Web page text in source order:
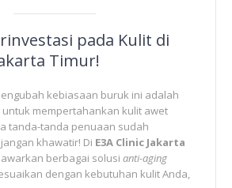
pada Kulit di
Timur!
kebiasaan buruk ini adalah
mempertahankan kulit awet
tanda-tanda penuaan sudah
khawatir! Di E3A Clinic Jakarta
berbagai solusi anti-aging
dengan kebutuhan kulit Anda,